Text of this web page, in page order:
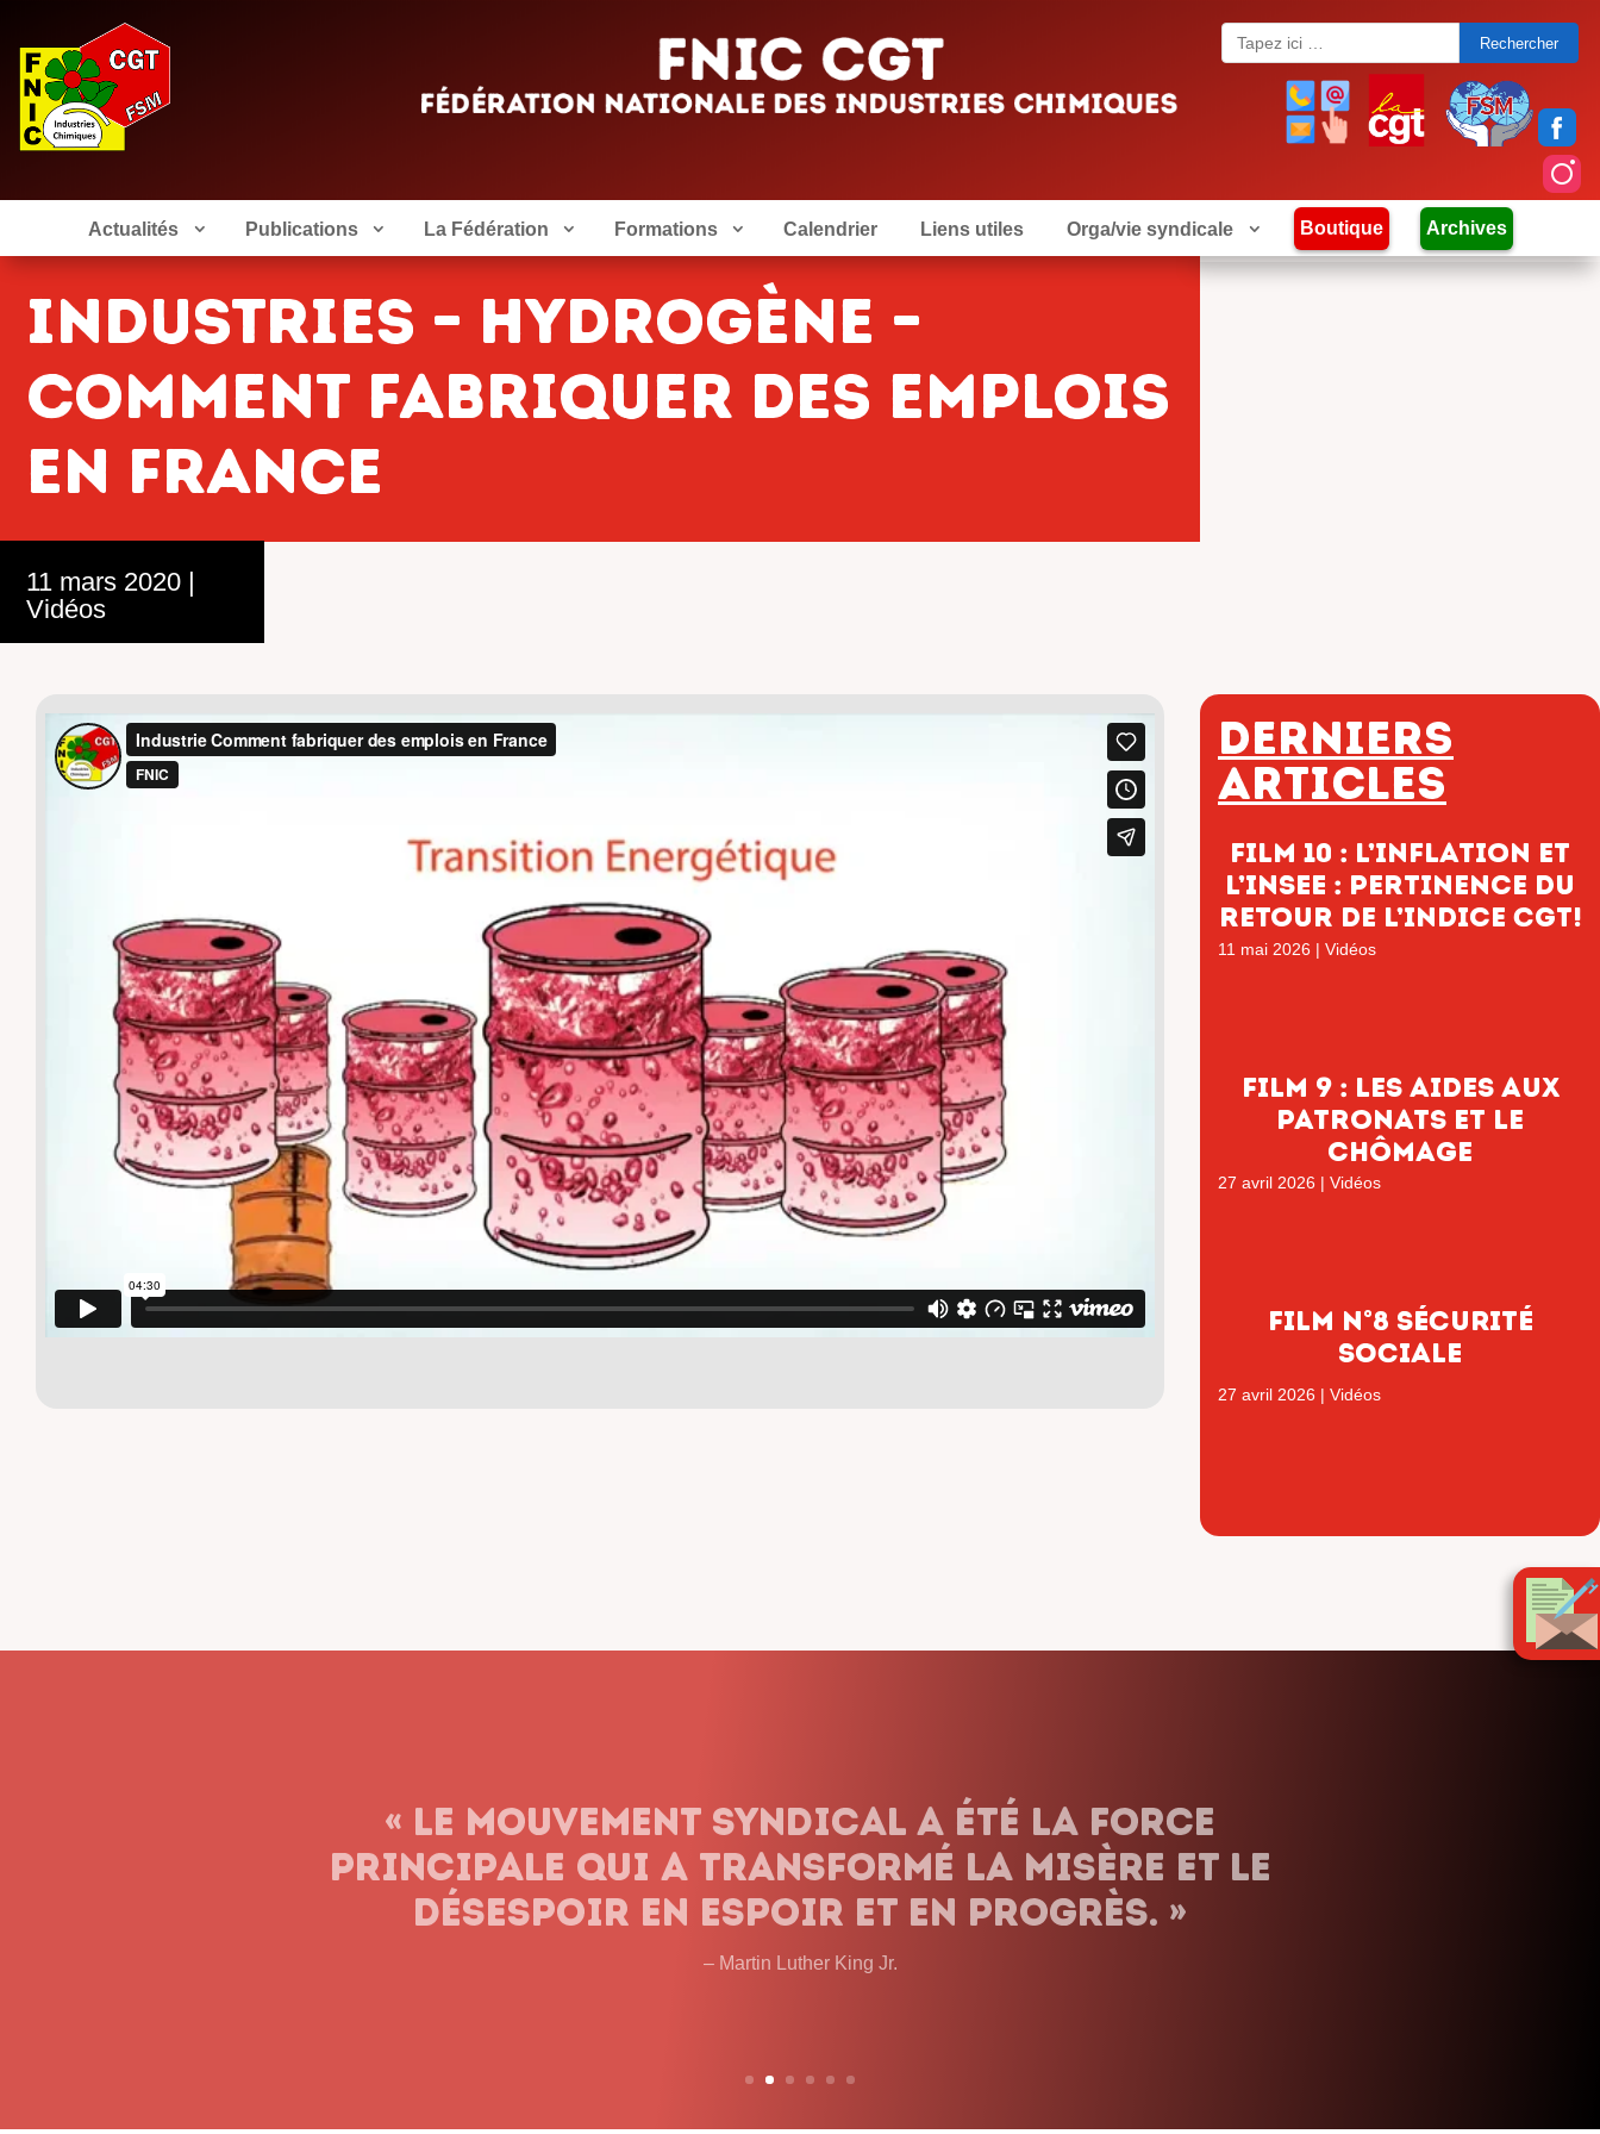
Search
for:
Actualités Publications La Fédération Formations Calendrier Liens utiles Orga/vie syndicale Boutique Archives
Industries – Hydrogène –
Comment fabriquer des emplois
en France
11 mars 2020 |
Vidéos
Derniers
articles
film 10 : L’inflation et
l’INSEE : pertinence du
retour de l’indice CGT!
11 mai 2026 | Vidéos
film 9 : les aides aux
patronats et le
chômage
27 avril 2026 | Vidéos
FILM N°8 SÉCURITÉ
SOCIALE
27 avril 2026 | Vidéos
« Le syndicalisme ne renonce jamais. Nous
n’abandonnons pas le combat, quels que
soient les obstacles et peu importe le